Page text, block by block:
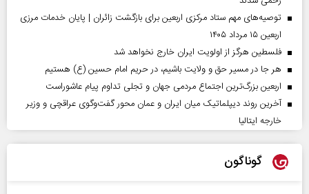
توصیه‌های مهم ستاد مرکزی اربعین برای بازگشت زائران | پایان خدمات مرزی
اربعین ۱۵ مرداد ۱۴۰۵
فلسطین هرگز از اولویت ایران خارج نخواهد شد
هر جا در مسیر حق و ولایت باشیم، در حریم امام حسین (ع) هستیم
اربعین بزرگ‌ترین اجتماع مردمی جهان و تجلی تداوم پیام عاشوراست
آخرین روند دیپلماتیک میان ایران و عمان محور گفت‌وگوی عراقچی و وزیر
خارجه ایتالیا
گوناگون